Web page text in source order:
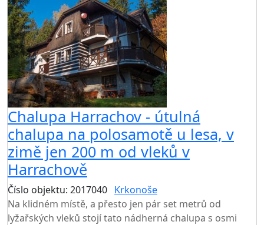
Chalupa Harrachov - útulná
chalupa na polosamotě u lesa, v
zimě jen 200 m od vleků v
Harrachově
Číslo objektu: 2017040 Krkonoše
Na klidném místě, a přesto jen pár set metrů od
lyžařských vleků stojí tato nádherná chalupa s osmi